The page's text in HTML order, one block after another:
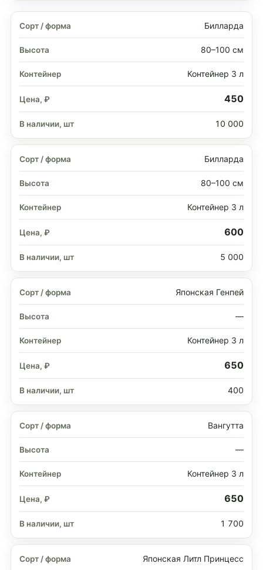
Билларда
80–100 см
Контейнер 3 л
450
10 000
Билларда
80–100 см
Контейнер 3 л
600
5 000
Японская Генпей
—
Контейнер 3 л
650
400
Вангутта
—
Контейнер 3 л
650
1 700
Японская Литл Принцесс